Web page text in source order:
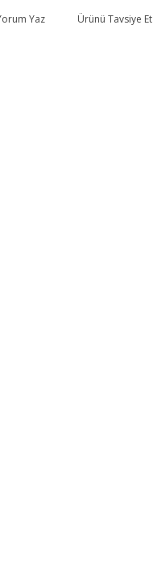
Yaz Ürünü Tavsiye Et